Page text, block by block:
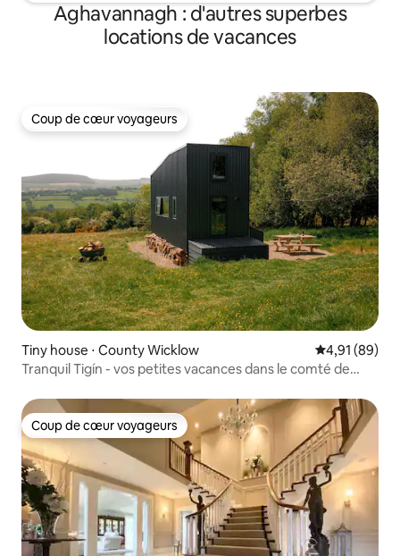
Aghavannagh : d'autres superbes
locations de vacances
Coup de cœur voyageurs
Coup de cœur voyageurs
Tiny house ⋅ County Wicklow Évaluation
4,91 (89)
Tranquil Tigín - vos petites vacances dans le comté de
Coup de cœur voyageurs
Coup de cœur voyageurs